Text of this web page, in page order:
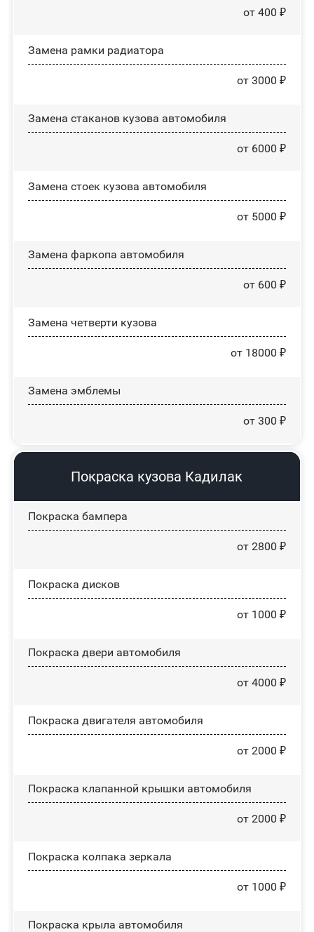
от 400 ₽
Замена рамки радиатора
от 3000 ₽
Замена стаканов кузова автомобиля
от 6000 ₽
Замена стоек кузова автомобиля
от 5000 ₽
Замена фаркопа автомобиля
от 600 ₽
Замена четверти кузова
от 18000 ₽
Замена эмблемы
от 300 ₽
Покраска кузова Кадилак
Покраска бампера
от 2800 ₽
Покраска дисков
от 1000 ₽
Покраска двери автомобиля
от 4000 ₽
Покраска двигателя автомобиля
от 2000 ₽
Покраска клапанной крышки автомобиля
от 2000 ₽
Покраска колпака зеркала
от 1000 ₽
Покраска крыла автомобиля